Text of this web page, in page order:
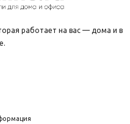
работает на вас — дома и в